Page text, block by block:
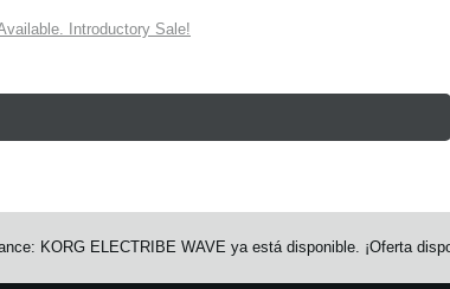
Introductory Sale!
KORG ELECTRIBE WAVE ya está disponible. ¡Oferta